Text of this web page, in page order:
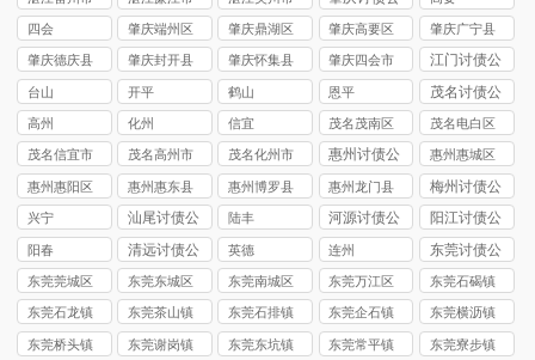
讨债公司
讨债公司
讨债公司
司
四会
肇庆端州区
讨债公司
肇庆鼎湖区
讨债公司
肇庆高要区
讨债公司
肇庆广宁县
讨债公司
肇庆德庆县
讨债公司
肇庆封开县
讨债公司
肇庆怀集县
讨债公司
肇庆四会市
讨债公司
江门讨债公
司
台山 开平 鹤山 恩平
茂名讨债公
司
高州 化州 信宜
茂名茂南区
讨债公司
茂名电白区
讨债公司
茂名信宜市
讨债公司
茂名高州市
讨债公司
茂名化州市
讨债公司
惠州讨债公
司
惠州惠城区
讨债公司
惠州惠阳区
讨债公司
惠州惠东县
讨债公司
惠州博罗县
讨债公司
惠州龙门县
讨债公司
梅州讨债公
司
兴宁
汕尾讨债公
司
陆丰
河源讨债公
司
阳江讨债公
司
阳春
清远讨债公
司
英德 连州
东莞讨债公
司
东莞莞城区
讨债公司
东莞东城区
讨债公司
东莞南城区
讨债公司
东莞万江区
讨债公司
东莞石碣镇
讨债公司
东莞石龙镇
讨债公司
东莞茶山镇
讨债公司
东莞石排镇
讨债公司
东莞企石镇
讨债公司
东莞横沥镇
讨债公司
东莞桥头镇
东莞谢岗镇
东莞东坑镇
东莞常平镇
东莞寮步镇